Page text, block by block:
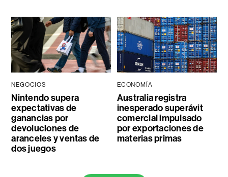
NEGOCIOS
Nintendo supera
expectativas de
ganancias por
devoluciones de
aranceles y ventas de
dos juegos
ECONOMÍA
Australia registra
inesperado superávit
comercial impulsado
por exportaciones de
materias primas